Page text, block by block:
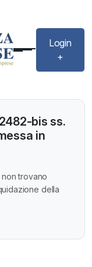
Login
+
bis ss.
in
non trovano
della